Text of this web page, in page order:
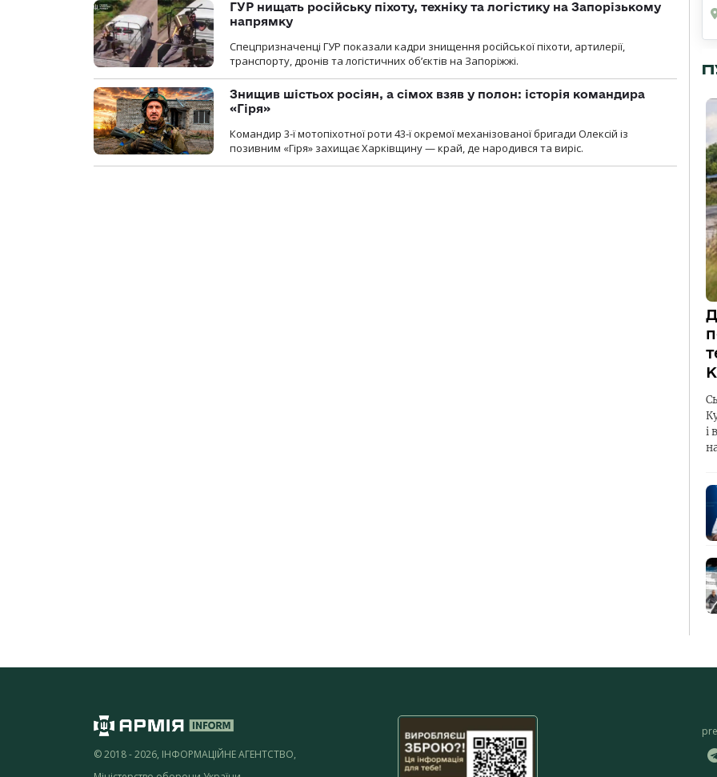
ГУР нищать російську піхоту, техніку та логістику на Запорізькому
напрямку
Спецпризначенці ГУР показали кадри знищення російської піхоти, артилерії,
транспорту, дронів та логістичних об’єктів на Запоріжжі.
Знищив шістьох росіян, а сімох взяв у полон: історія командира
«Гіря»
Командир 3-ї мотопіхотної роти 43-ї окремої механізованої бригади Олексій із
позивним «Гіря» захищає Харківщину — край, де народився та виріс.
і
© 2018 - 2026, ІНФОРМАЦІЙНЕ АГЕНТСТВО,